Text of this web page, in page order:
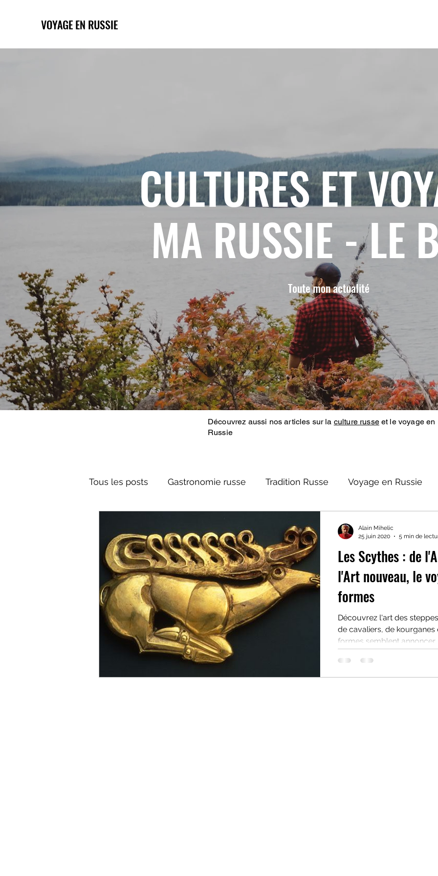
VOYAGE EN RUSSIE
CULTURES ET
MA RUSSIE - LE
Toute mon actualité
Découvrez aussi nos articles sur la culture russeet le voyage en
Russie
Tous les posts Gastronomie russe Tradition Russe Voyage en Russie
Culture russe Récits-Fictions
Les Scythes : de
l'Art nouveau, le
formes
Découvrez l'art des
de cavaliers, de
formes semblent
Alain Mihelic
25 juin 2020
5 min de